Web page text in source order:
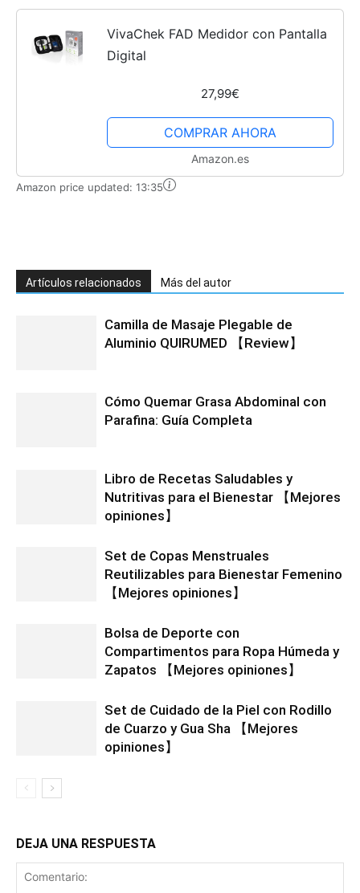
VivaChek FAD Medidor con Pantalla
Digital
27,99€
COMPRAR AHORA
Amazon.es
Amazon price updated: 13:35
Artículos relacionados Más del autor
Camilla de Masaje Plegable de
Aluminio QUIRUMED 【Review】
Cómo Quemar Grasa Abdominal con
Parafina: Guía Completa
Libro de Recetas Saludables y
Nutritivas para el Bienestar 【Mejores
opiniones】
Set de Copas Menstruales
Reutilizables para Bienestar Femenino
【Mejores opiniones】
Bolsa de Deporte con
Compartimentos para Ropa Húmeda y
Zapatos 【Mejores opiniones】
Set de Cuidado de la Piel con Rodillo
de Cuarzo y Gua Sha 【Mejores
opiniones】
DEJA UNA RESPUESTA